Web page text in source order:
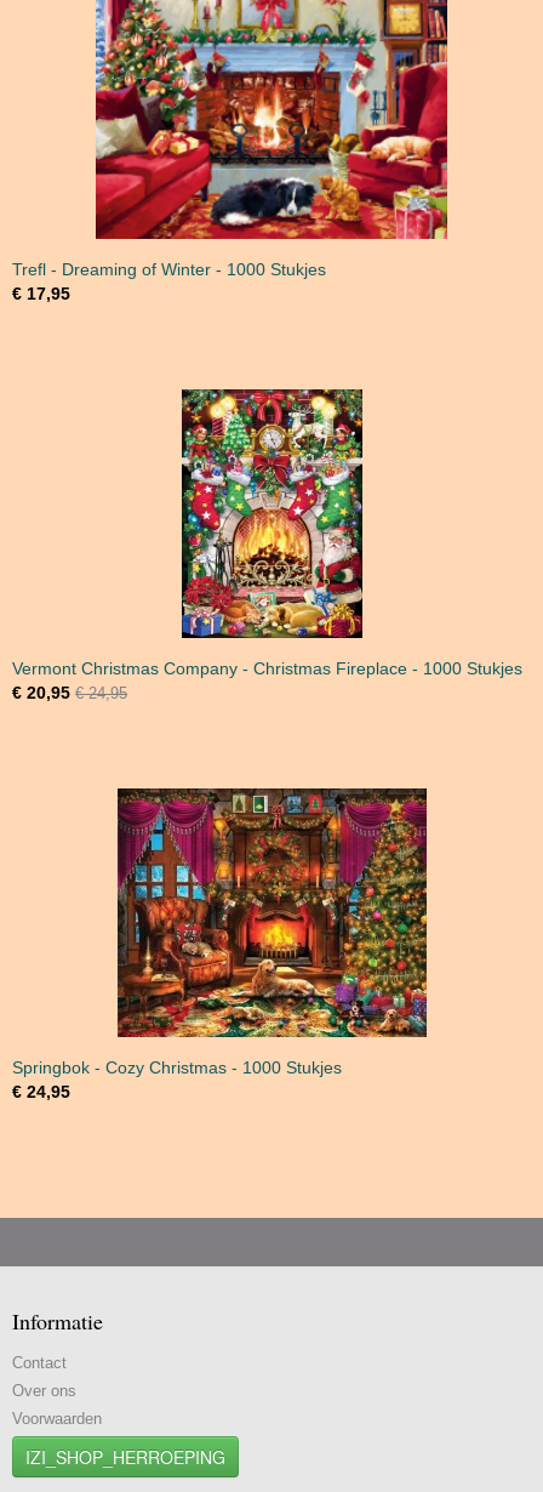
Trefl - Dreaming of Winter - 1000 Stukjes
€ 17,95
Vermont Christmas Company - Christmas Fireplace - 1000 Stukjes
€ 20,95 € 24,95
Springbok - Cozy Christmas - 1000 Stukjes
€ 24,95
Informatie
Contact
Over ons
Voorwaarden
IZI_SHOP_HERROEPING